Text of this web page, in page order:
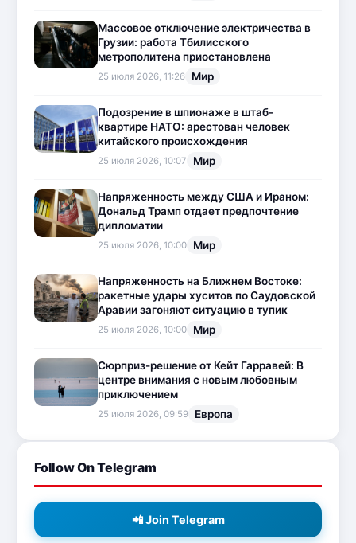
Массовое отключение электричества в
Грузии: работа Тбилисского
метрополитена приостановлена
25 июля 2026, 11:26 Мир
Подозрение в шпионаже в штаб-
квартире НАТО: арестован человек
китайского происхождения
25 июля 2026, 10:07 Мир
Напряженность между США и Ираном:
Дональд Трамп отдает предпочтение
дипломатии
25 июля 2026, 10:00 Мир
Напряженность на Ближнем Востоке:
ракетные удары хуситов по Саудовской
Аравии загоняют ситуацию в тупик
25 июля 2026, 10:00 Мир
Сюрприз-решение от Кейт Гарравей: В
центре внимания с новым любовным
приключением
25 июля 2026, 09:59 Европа
Follow On Telegram
📲 Join Telegram